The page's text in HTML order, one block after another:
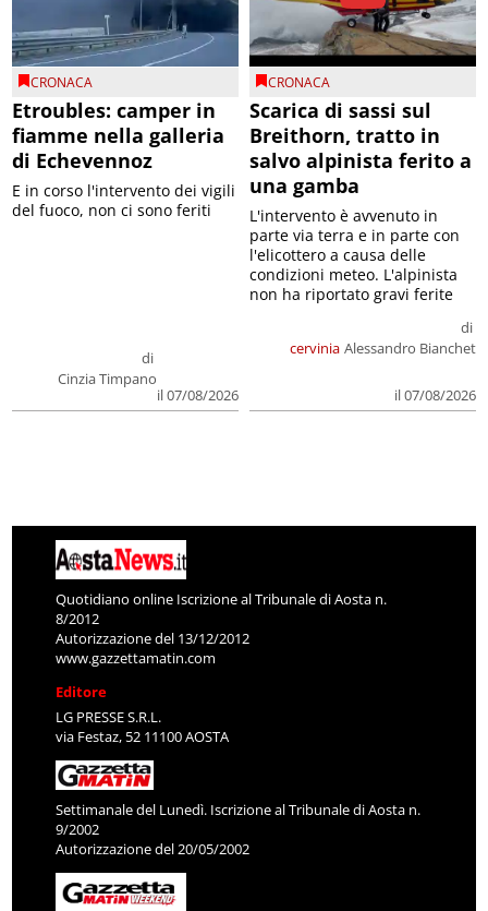
CRONACA
Etroubles: camper in
fiamme nella galleria
di Echevennoz
di
Cinzia Timpano
il 07/08/2026
E in corso l'intervento dei vigili
del fuoco, non ci sono feriti
CRONACA
Scarica di sassi sul
Breithorn, tratto in
salvo alpinista ferito a
una gamba
cervinia
di
Alessandro Bianchet
il 07/08/2026
L'intervento è avvenuto in
parte via terra e in parte con
l'elicottero a causa delle
condizioni meteo. L'alpinista
non ha riportato gravi ferite
Quotidiano online Iscrizione al Tribunale di Aosta n.
8/2012
Autorizzazione del 13/12/2012
www.gazzettamatin.com
Editore
LG PRESSE S.R.L.
via Festaz, 52 11100 AOSTA
Settimanale del Lunedì. Iscrizione al Tribunale di Aosta n.
9/2002
Autorizzazione del 20/05/2002